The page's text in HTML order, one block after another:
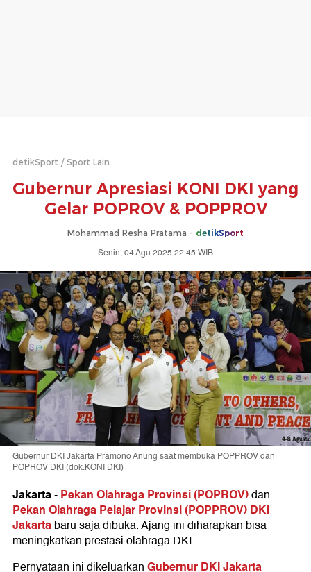
detikSport Sport Lain
Gubernur Apresiasi KONI DKI yang
Gelar POPROV & POPPROV
Mohammad Resha Pratama - detikSport
Senin, 04 Agu 2025 22:45 WIB
Gubernur DKI Jakarta Pramono Anung saat membuka POPPROV dan
POPROV DKI (dok.KONI DKI)
Jakarta-Pekan Olahraga Provinsi (POPROV)dan
Pekan Olahraga Pelajar Provinsi (POPPROV) DKI
Jakartabaru saja dibuka. Ajang ini diharapkan bisa
meningkatkan prestasi olahraga DKI.
Pernyataan ini dikeluarkanGubernur DKI Jakarta